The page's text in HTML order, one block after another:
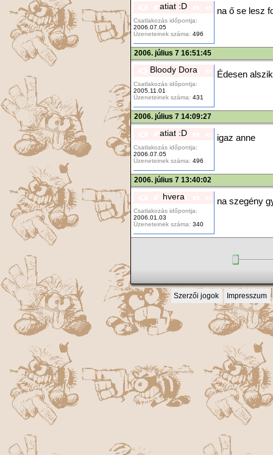
atiat :D
Csatlakozás időpontja:
2006.07.05
Üzeneteinek száma: 496
na ő se lesz
2006. július 7 16:51:45
Bloody Dora
Csatlakozás időpontja:
2005.11.01
Üzeneteinek száma: 431
Édesen
2006. július 7 14:09:27
atiat :D
Csatlakozás időpontja:
2006.07.05
Üzeneteinek száma: 496
igaz anne
2006. július 7 13:40:02
hvera
Csatlakozás időpontja:
2006.01.03
Üzeneteinek száma: 340
na szegény
Szerzői jogok Impresszum